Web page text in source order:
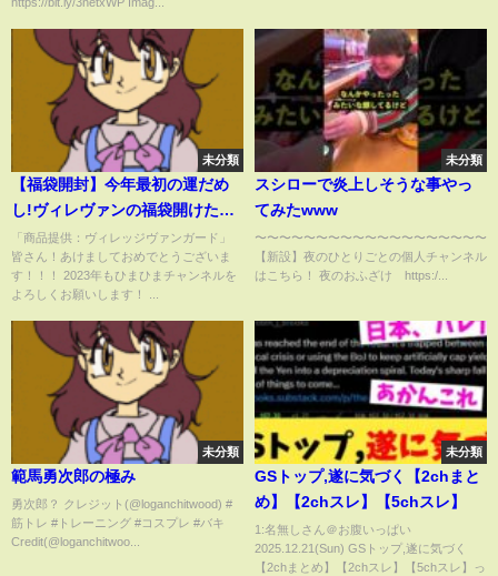
未分類
【福袋開封】今年最初の運だめ
し!ヴィレヴァンの福袋開けたら
中身が謎すぎたw
「商品提供：ヴィレッジヴァンガード」
皆さん！あけましておめでとうございま
す！！！ 2023年もひまひまチャンネルを
よろしくお願いします！ ...
未分類
スシローで炎上しそうな事やっ
てみたwww
〜〜〜〜〜〜〜〜〜〜〜〜〜〜〜〜〜〜〜
【新設】夜のひとりごとの個人チャンネル
はこちら！ 夜のおふざけ https:/...
未分類
範馬勇次郎の極み
勇次郎？ クレジット(@loganchitwood) #
筋トレ #トレーニング #コスプレ #バキ
Credit(@loganchitwoo...
未分類
GSトップ,遂に気づく【2chまと
め】【2chスレ】【5chスレ】
1:名無しさん＠お腹いっぱい
2025.12.21(Sun) GSトップ,遂に気づく
【2chまとめ】【2chスレ】【5chスレ】っ